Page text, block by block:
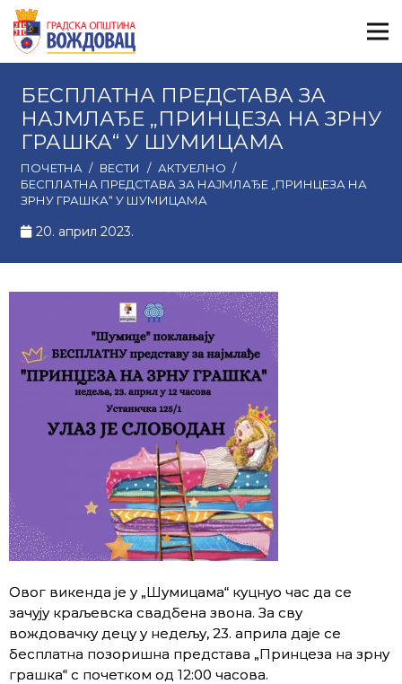
БЕСПЛАТНА ПРЕДСТАВА ЗА
НАЈМЛАЂЕ „ПРИНЦЕЗА НА ЗРНУ
ГРАШКА“ У ШУМИЦАМА
ПОЧЕТНА / ВЕСТИ / АКТУЕЛНО /
БЕСПЛАТНА ПРЕДСТАВА ЗА НАЈМЛАЂЕ „ПРИНЦЕЗА НА
ЗРНУ ГРАШКА“ У ШУМИЦАМА
20. април 2023.
Овог викенда је у „Шумицама“ куцнуо час да се
зачују краљевска свадбена звона. За сву
вождовачку децу у недељу, 23. априла даје се
бесплатна позоришна представа „Принцеза на зрну
грашка“ с почетком од 12:00 часова.